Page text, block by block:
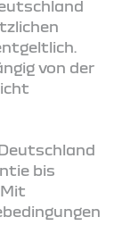
von der
bis